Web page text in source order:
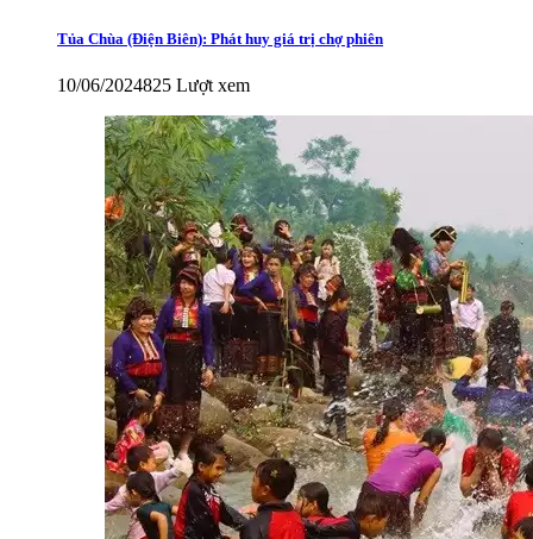
Tủa Chùa (Điện Biên): Phát huy giá trị chợ phiên
10/06/2024825 Lượt xem